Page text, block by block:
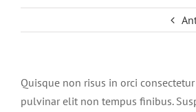
Quisque non risus in orci consectetur
pulvinar elit non tempus finibus.